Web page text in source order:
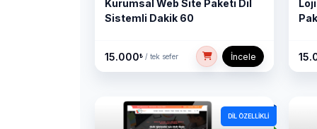
Kurumsal Web Site Paketi Dil
Sistemli Dakik 60
15.000₺ / tek sefer İncele
DIL ÖZELLIKLI